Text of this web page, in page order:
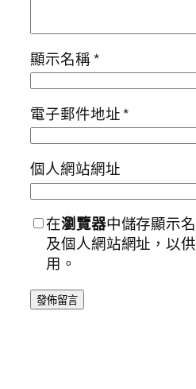
顯示名稱*
電子郵件地址*
個人網站網址
在瀏覽器中儲存顯示
及個人網站網址，以
用。